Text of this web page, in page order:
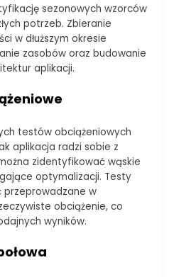
sezonowych wzorców
potrzeb. Zbieranie
w dłuższym okresie
zasobów oraz budowanie
aplikacji.
testów obciążeniowych
aplikacja radzi sobie z
zidentyfikować wąskie
optymalizacji. Testy
przeprowadzane w
obciążenie, co
wyników.